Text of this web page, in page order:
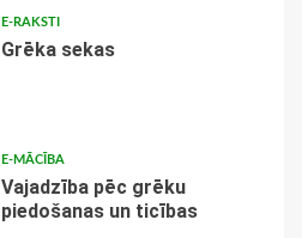
E-RAKSTI
Grēka sekas
E-MĀCĪBA
Vajadzība pēc grēku
piedošanas un ticības